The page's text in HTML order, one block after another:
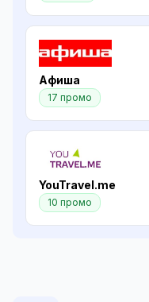
Афиша
17 промо
YouTravel.me
10 промо